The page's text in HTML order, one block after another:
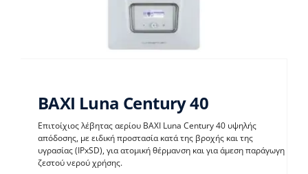
BAXI Luna Century 40
Επιτοίχιος λέβητας αερίου BAXI Luna Century 40 υψηλής
απόδοσης, με ειδική προστασία κατά της βροχής και της
υγρασίας (IPxSD), για ατομική θέρμανση και για άμεση παράγωγη
ζεστού νερού χρήσης.